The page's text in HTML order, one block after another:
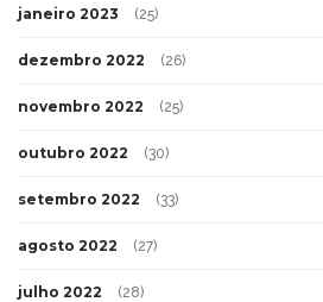
janeiro 2023 (25)
dezembro 2022 (26)
novembro 2022 (25)
outubro 2022 (30)
setembro 2022 (33)
agosto 2022 (27)
julho 2022 (28)